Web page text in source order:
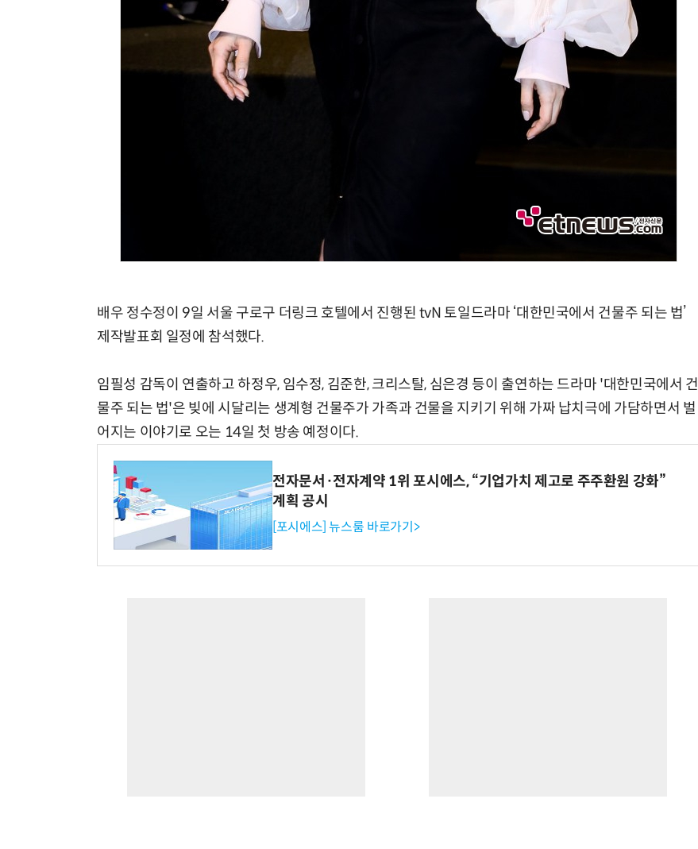
배우 정수정이 9일 서울 구로구 더링크 호텔에서 진행된 tvN 토일드라마 ‘대한민국에서 건물주 되는 법’
제작발표회 일정에 참석했다.
임필성 감독이 연출하고 하정우, 임수정, 김준한, 크리스탈, 심은경 등이 출연하는 드라마 '대한민국에서 건
물주 되는 법'은 빚에 시달리는 생계형 건물주가 가족과 건물을 지키기 위해 가짜 납치극에 가담하면서 벌
어지는 이야기로 오는 14일 첫 방송 예정이다.
전자문서·전자계약 1위 포시에스, “기업가치 제고로 주주환원 강화”
계획 공시
[포시에스] 뉴스룸 바로가기>